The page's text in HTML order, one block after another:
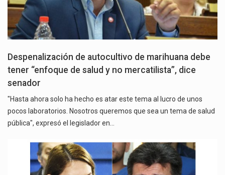
Despenalización de autocultivo de marihuana debe
tener “enfoque de salud y no mercatilista”, dice
senador
"Hasta ahora solo ha hecho es atar este tema al lucro de unos
pocos laboratorios. Nosotros queremos que sea un tema de salud
pública", expresó el legislador en…